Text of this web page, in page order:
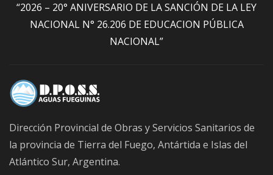
“2026 – 20° ANIVERSARIO DE LA SANCIÓN DE LA LEY
NACIONAL N° 26.206 DE EDUCACION PÚBLICA
NACIONAL”
Dirección Provincial de Obras y Servicios Sanitarios de
la provincia de Tierra del Fuego, Antártida e Islas del
Atlántico Sur, Argentina.